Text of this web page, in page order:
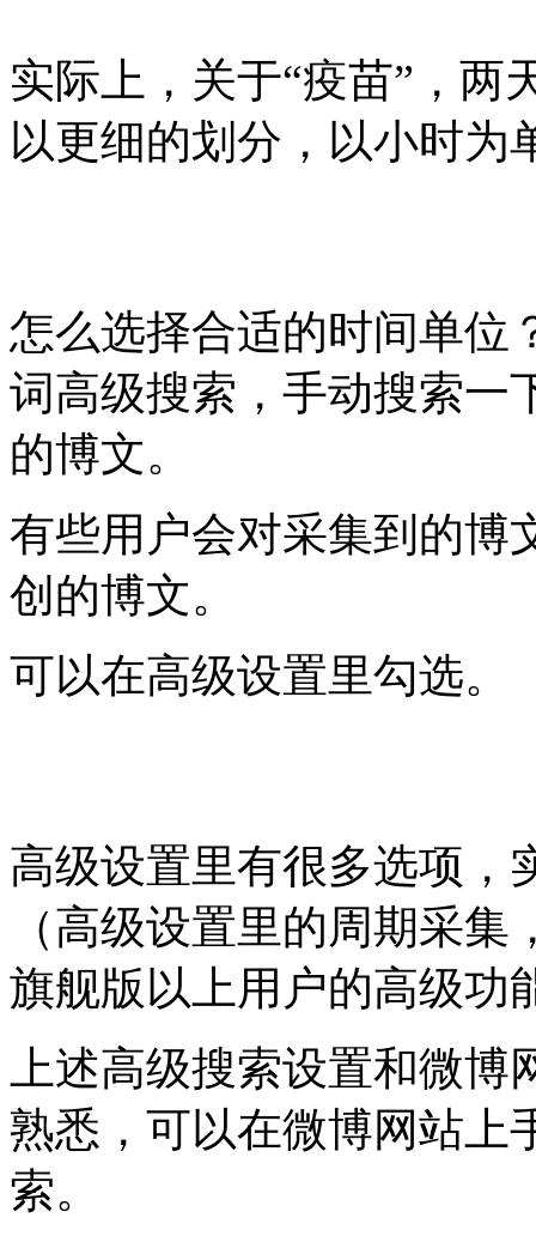
实际上，关于“疫苗”，两
以更细的划分，以小时为
怎么选择合适的时间单位
词高级搜索，手动搜索一
的博文。
有些用户会对采集到的博
创的博文。
可以在高级设置里勾选。
高级设置里有很多选项，
（高级设置里的周期采
旗舰版以上用户的高级功
上述高级搜索设置和微
熟悉，可以在微博网站上
索。